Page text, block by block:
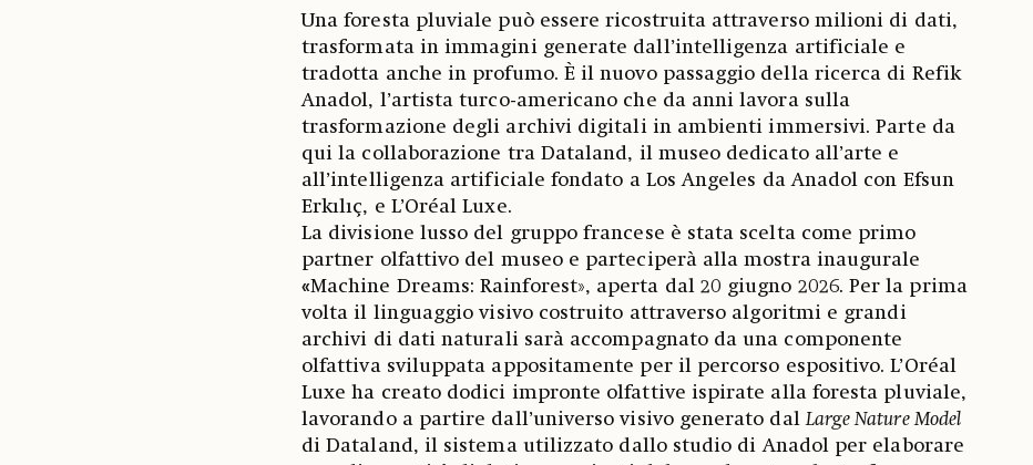
Una foresta pluviale può essere ricostruita attraverso milioni di dati,
trasformata in immagini generate dall’intelligenza artificiale e
tradotta anche in profumo. È il nuovo passaggio della ricerca di Refik
Anadol, l’artista turco-americano che da anni lavora sulla
trasformazione degli archivi digitali in ambienti immersivi. Parte da
qui la collaborazione tra Dataland, il museo dedicato all’arte e
all’intelligenza artificiale fondato a Los Angeles da Anadol con Efsun
Erkılıç, e L’Oréal Luxe.
La divisione lusso del gruppo francese è stata scelta come primo
partner olfattivo del museo e parteciperà alla mostra inaugurale
«Machine Dreams: Rainforest», aperta dal 20 giugno 2026. Per la prima
volta il linguaggio visivo costruito attraverso algoritmi e grandi
archivi di dati naturali sarà accompagnato da una componente
olfattiva sviluppata appositamente per il percorso espositivo. L’Oréal
Luxe ha creato dodici impronte olfattive ispirate alla foresta pluviale,
lavorando a partire dall’universo visivo generato dalLarge Nature Model
di Dataland, il sistema utilizzato dallo studio di Anadol per elaborare